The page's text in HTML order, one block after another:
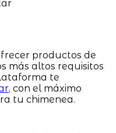
productos de
más altos requisitos
te
, con el máximo
tu chimenea.